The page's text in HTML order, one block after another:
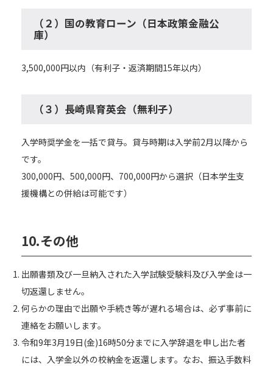
（２）国の教育ローン（日本政策金融公
庫）
3,500,000円以内（有利子・返済期間15年以内）
（３）長崎県育英会（無利子）
入学時奨学金を一括で貸与。貸与時期は入学前2月以降から
です。
300,000円、500,000円、700,000円から選択（日本学生支
援機構との併給は可能です）
10.その他
出願書類及び一旦納入された入学試験受験料及び入学金は一
切返還しません。
何らかの理由で出願や手続き等が遅れる場合は、必ず事前に
連絡をお願いします。
令和9年3月19日(金)16時50分までに入学辞退を申し出た者
には、入学金以外の校納金を返還します。なお、振込手数料